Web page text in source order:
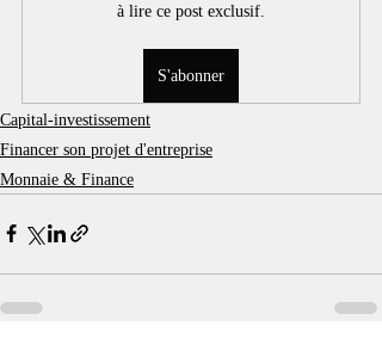
à lire ce post exclusif.
S'abonner
Capital-investissement
Financer son projet d'entreprise
Monnaie & Finance